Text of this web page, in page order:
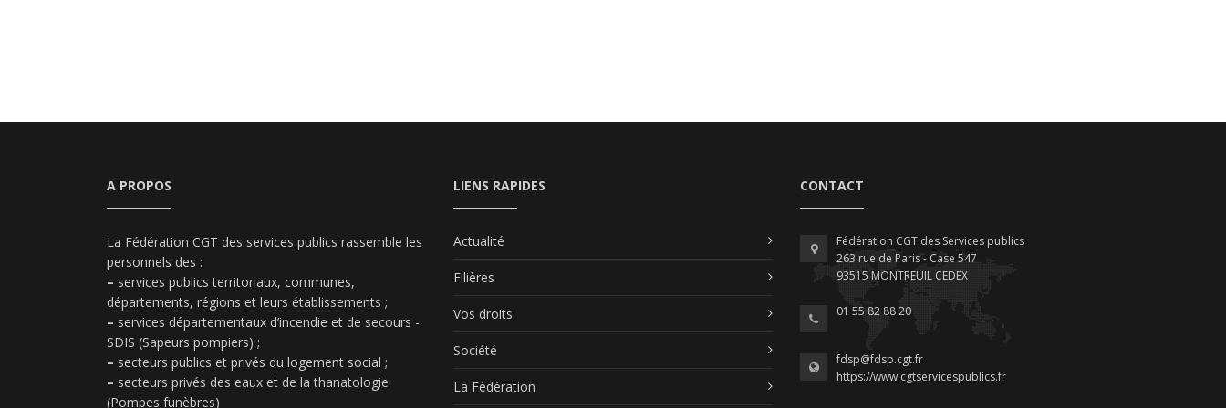
A PROPOS
La Fédération CGT des services publics rassemble les
personnels des :
– services publics territoriaux, communes,
départements, régions et leurs établissements ;
– services départementaux d’incendie et de secours -
SDIS (Sapeurs pompiers) ;
– secteurs publics et privés du logement social ;
– secteurs privés des eaux et de la thanatologie
(Pompes funèbres)
LIENS RAPIDES
Actualité
Filières
Vos droits
Société
La Fédération
CONTACT
Fédération CGT des Services publics
263 rue de Paris - Case 547
93515 MONTREUIL CEDEX
01 55 82 88 20
fdsp@fdsp.cgt.fr
https://www.cgtservicespublics.fr